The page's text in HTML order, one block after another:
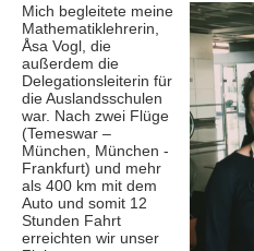
Mich begleitete meine
Mathematiklehrerin,
Åsa Vogl, die
außerdem die
Delegationsleiterin für
die Auslandsschulen
war. Nach zwei Flüge
(Temeswar –
München, München -
Frankfurt) und mehr
als 400 km mit dem
Auto und somit 12
Stunden Fahrt
erreichten wir unser